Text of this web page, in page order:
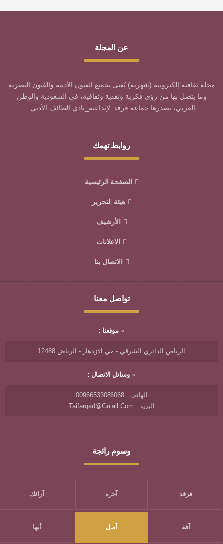
عن المجلة
مجلة ثقافية إلكترونية (شهرية) تُعنى بجميع الفنون الأدبية والفنون البصرية
وما يتصل بها من رؤى فكرية ونقدية وثقافية، في السعودية والوطن
العربي، تصدرها جماعة فرقد الإبداعية_نادي الطائف الأدبي.
روابط تهمك
الصفحة الرئيسية
هيئة التحرير
الأرشيف
الاعلانات
الاتصال بنا
تواصل معنا
موقعنا :
الرياض الدائري الشرقي - حي الازدهار - الرياض 12488
وسائل الاتصال :
الهاتف : 00966533086068
البريد : Taifarqad@gmail.com
وسوم رائجة
فرقد آخره آرائك
آفة آمال أبها